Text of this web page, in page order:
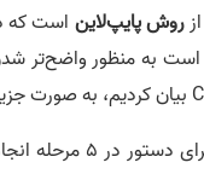
روش پایپ‌لاین است که
به منظور واضح‌تر